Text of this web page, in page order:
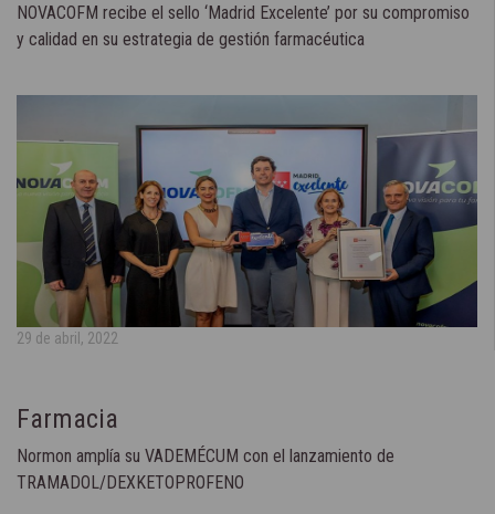
NOVACOFM recibe el sello ‘Madrid Excelente’ por su compromiso
y calidad en su estrategia de gestión farmacéutica
29 de abril, 2022
Farmacia
Normon amplía su VADEMÉCUM con el lanzamiento de
TRAMADOL/DEXKETOPROFENO